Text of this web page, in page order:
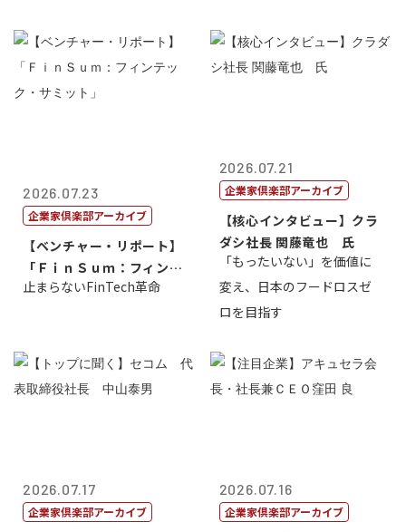
2026.07.23
企業家倶楽部アーカイブ
【ベンチャー・リポート】
「ＦｉｎＳｕｍ：フィンテ
ック・サミッ...
止まらないFinTech革命
2026.07.21
企業家倶楽部アーカイブ
【核心インタビュー】クラ
ダシ社長 関藤竜也 氏
「もったいない」を価値に
変え、日本のフードロスゼ
ロを目指す
2026.07.17
企業家倶楽部アーカイブ
2026.07.16
企業家倶楽部アーカイブ